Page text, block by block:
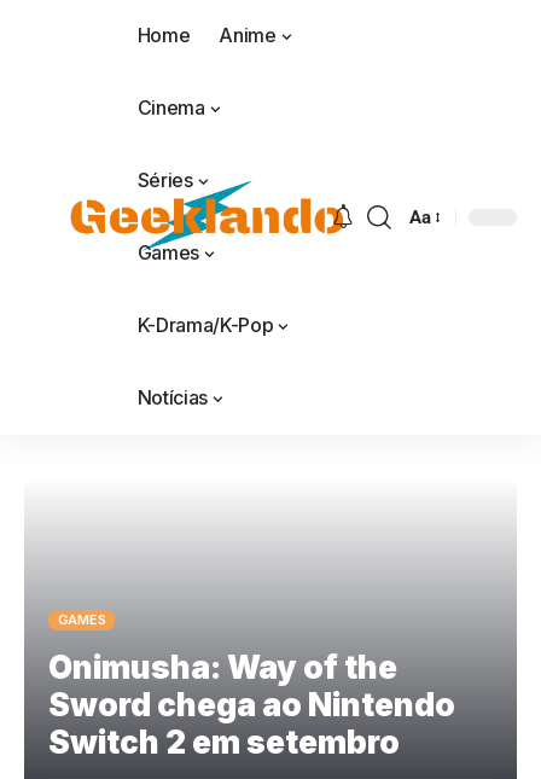
Home Anime
Cinema
Séries
Games
K-Drama/K-Pop
Notícias
Aa
GAMES
Onimusha: Way of the
Sword chega ao Nintendo
Switch 2 em setembro